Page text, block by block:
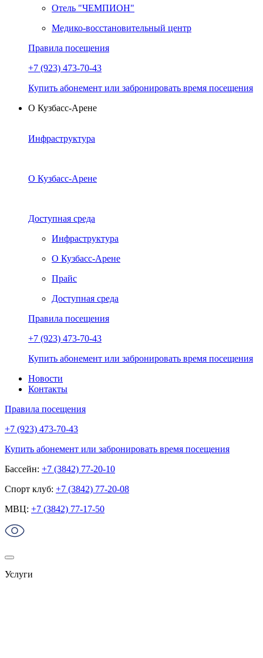
Отель "ЧЕМПИОН"
Медико-восстановительный центр
Правила посещения
+7 (923) 473-70-43
Купить абонемент или забронировать время посещения
О Кузбасс-Арене
Инфраструктура
О Кузбасс-Арене
Доступная среда
Инфраструктура
О Кузбасс-Арене
Прайс
Доступная среда
Правила посещения
+7 (923) 473-70-43
Купить абонемент или забронировать время посещения
Новости
Контакты
Правила посещения
+7 (923) 473-70-43
Купить абонемент или забронировать время посещения
Бассейн: +7 (3842) 77-20-10
Спорт клуб: +7 (3842) 77-20-08
МВЦ: +7 (3842) 77-17-50
Услуги